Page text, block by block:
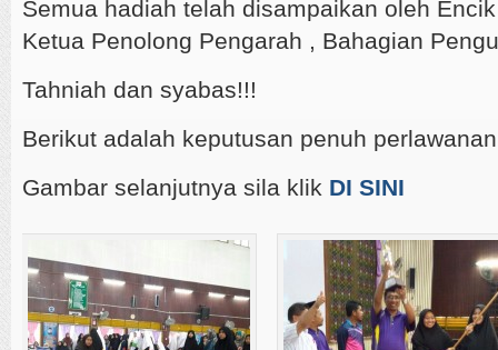
Semua hadiah telah disampaikan oleh
Ketua Penolong Pengarah , Bahagian
Tahniah dan syabas!!!
Berikut adalah keputusan penuh
Gambar selanjutnya sila klik DI SINI